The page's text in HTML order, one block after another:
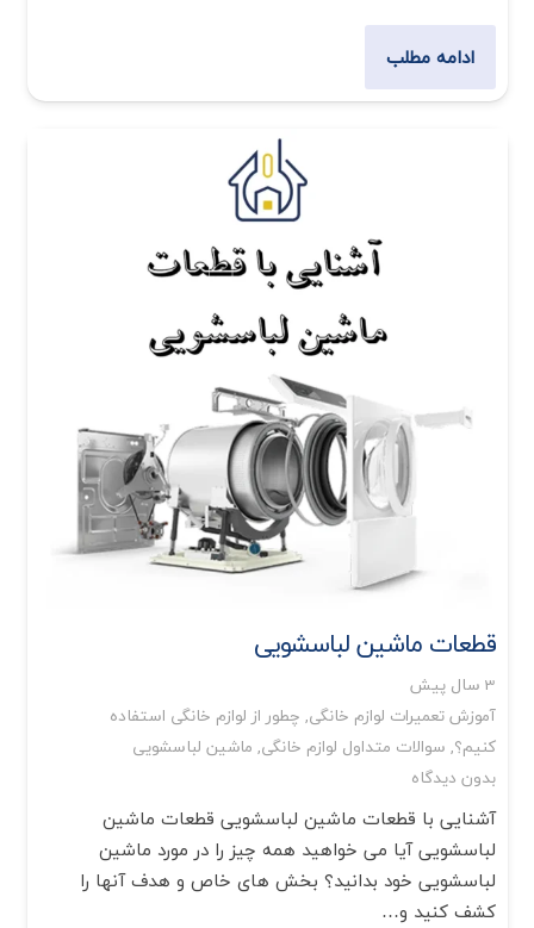
ادامه مطلب
قطعات ماشین لباسشویی
3 سال پیش
آموزش تعمیرات لوازم خانگی, چطور از لوازم خانگی استفاده
کنیم؟, سوالات متداول لوازم خانگی, ماشین لباسشویی
بدون دیدگاه
آشنایی با قطعات ماشین لباسشویی قطعات ماشین
لباسشویی آیا می خواهید همه چیز را در مورد ماشین
لباسشویی خود بدانید؟ بخش های خاص و هدف آنها را
کشف کنید و…